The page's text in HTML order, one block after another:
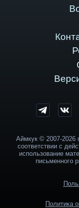
Аймкук © 2007-2026
соответствии с
использование
письменного
Политика